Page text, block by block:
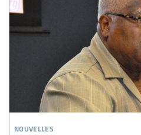
nouvelles